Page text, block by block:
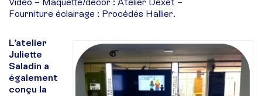
Vidéo – Maquette/décor : Atelier Dexet –
Fourniture éclairage : Procédés Hallier.
L’atelier
Juliette
Saladin a
également
conçu la